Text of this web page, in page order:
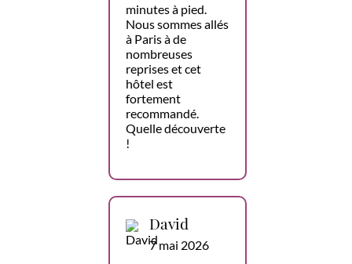
minutes à pied.
Nous sommes allés
à Paris à de
nombreuses
reprises et cet
hôtel est
fortement
recommandé.
Quelle découverte
!
David
7 mai 2026